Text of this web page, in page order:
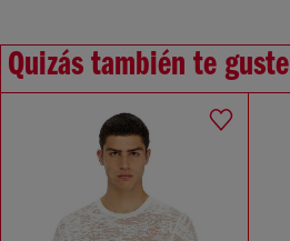
Quizás también te guste